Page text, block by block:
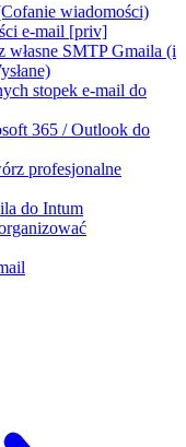
wiadomości)
e-mail [priv]
własne SMTP Gmaila (i
stopek e-mail do
365 / Outlook do
profesjonalne
do Intum